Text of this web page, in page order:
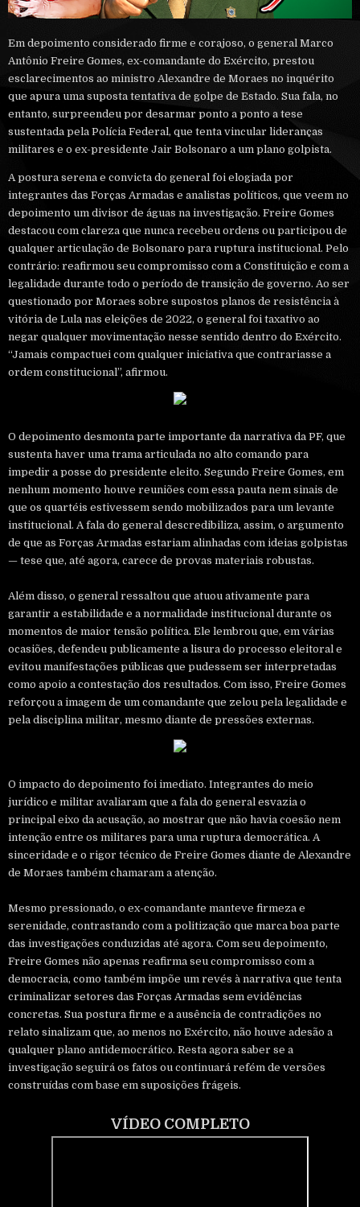
Em depoimento considerado firme e corajoso, o general Marco
Antônio Freire Gomes, ex-comandante do Exército, prestou
esclarecimentos ao ministro Alexandre de Moraes no inquérito
que apura uma suposta tentativa de golpe de Estado. Sua fala, no
entanto, surpreendeu por desarmar ponto a ponto a tese
sustentada pela Polícia Federal, que tenta vincular lideranças
militares e o ex-presidente Jair Bolsonaro a um plano golpista.
A postura serena e convicta do general foi elogiada por
integrantes das Forças Armadas e analistas políticos, que veem no
depoimento um divisor de águas na investigação. Freire Gomes
destacou com clareza que nunca recebeu ordens ou participou de
qualquer articulação de Bolsonaro para ruptura institucional. Pelo
contrário: reafirmou seu compromisso com a Constituição e com a
legalidade durante todo o período de transição de governo. Ao ser
questionado por Moraes sobre supostos planos de resistência à
vitória de Lula nas eleições de 2022, o general foi taxativo ao
negar qualquer movimentação nesse sentido dentro do Exército.
“Jamais compactuei com qualquer iniciativa que contrariasse a
ordem constitucional”, afirmou.
O depoimento desmonta parte importante da narrativa da PF, que
sustenta haver uma trama articulada no alto comando para
impedir a posse do presidente eleito. Segundo Freire Gomes, em
nenhum momento houve reuniões com essa pauta nem sinais de
que os quartéis estivessem sendo mobilizados para um levante
institucional. A fala do general descredibiliza, assim, o argumento
de que as Forças Armadas estariam alinhadas com ideias golpistas
— tese que, até agora, carece de provas materiais robustas.
Além disso, o general ressaltou que atuou ativamente para
garantir a estabilidade e a normalidade institucional durante os
momentos de maior tensão política. Ele lembrou que, em várias
ocasiões, defendeu publicamente a lisura do processo eleitoral e
evitou manifestações públicas que pudessem ser interpretadas
como apoio a contestação dos resultados. Com isso, Freire Gomes
reforçou a imagem de um comandante que zelou pela legalidade e
pela disciplina militar, mesmo diante de pressões externas.
O impacto do depoimento foi imediato. Integrantes do meio
jurídico e militar avaliaram que a fala do general esvazia o
principal eixo da acusação, ao mostrar que não havia coesão nem
intenção entre os militares para uma ruptura democrática. A
sinceridade e o rigor técnico de Freire Gomes diante de Alexandre
de Moraes também chamaram a atenção.
Mesmo pressionado, o ex-comandante manteve firmeza e
serenidade, contrastando com a politização que marca boa parte
das investigações conduzidas até agora. Com seu depoimento,
Freire Gomes não apenas reafirma seu compromisso com a
democracia, como também impõe um revés à narrativa que tenta
criminalizar setores das Forças Armadas sem evidências
concretas. Sua postura firme e a ausência de contradições no
relato sinalizam que, ao menos no Exército, não houve adesão a
qualquer plano antidemocrático. Resta agora saber se a
investigação seguirá os fatos ou continuará refém de versões
construídas com base em suposições frágeis.
VÍDEO COMPLETO